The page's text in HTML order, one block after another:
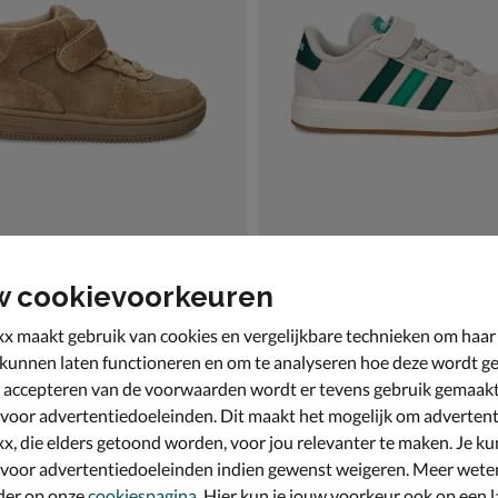
adidas Grand Court 00's
vanaf € 44,99
v.a.44,99
cookievoorkeuren
maakt gebruik van cookies en vergelijkbare technieken om
laten functioneren en om te analyseren hoe deze wordt
van de voorwaarden wordt er tevens gebruik
advertentiedoeleinden. Dit maakt het mogelijk om
die elders getoond worden, voor jou relevanter te maken. Je
advertentiedoeleinden indien gewenst weigeren. Meer